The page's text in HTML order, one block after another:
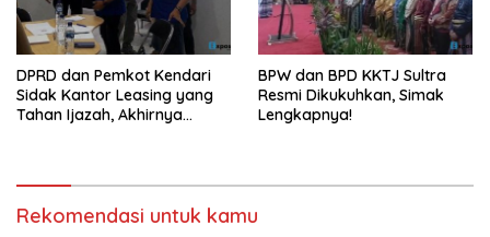
DPRD dan Pemkot Kendari
Sidak Kantor Leasing yang
Tahan Ijazah, Akhirnya
BPW dan BPD KKTJ Sultra
Resmi Dikukuhkan, Simak
Lengkapnya!
Rekomendasi untuk kamu